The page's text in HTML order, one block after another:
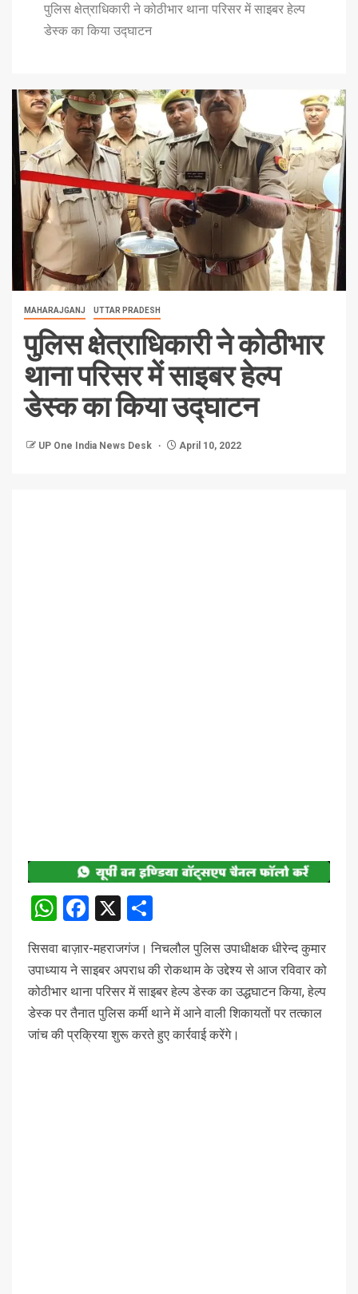
पुलिस क्षेत्राधिकारी ने कोठीभार थाना परिसर में साइबर हेल्प
डेस्क का किया उद्घाटन
MAHARAJGANJ UTTAR PRADESH
पुलिस क्षेत्राधिकारी ने कोठीभार
थाना परिसर में साइबर हेल्प
डेस्क का किया उद्घाटन
UP One India News Desk April 10, 2022
WhatsApp
Facebook
X
सिसवा बाज़ार-महराजगंज। निचलौल पुलिस उपाधीक्षक धीरेन्द कुमार
उपाध्याय ने साइबर अपराध की रोकथाम के उद्देश्य से आज रविवार को
कोठीभार थाना परिसर में साइबर हेल्प डेस्क का उद्धघाटन किया, हेल्प
डेस्क पर तैनात पुलिस कर्मी थाने में आने वाली शिकायतों पर तत्काल
जांच की प्रक्रिया शुरू करते हुए कार्रवाई करेंगे।